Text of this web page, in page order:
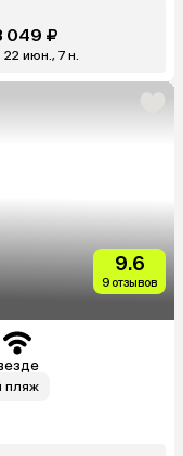
049 ₽
22 июн., 7 н.
9.6
9 отзывов
пляж